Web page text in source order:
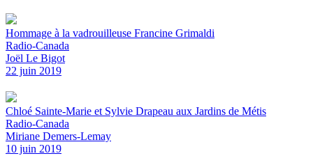
Hommage à la vadrouilleuse Francine Grimaldi
Radio-Canada
Joël Le Bigot
22 juin 2019
Chloé Sainte-Marie et Sylvie Drapeau aux Jardins de Métis
Radio-Canada
Miriane Demers-Lemay
10 juin 2019